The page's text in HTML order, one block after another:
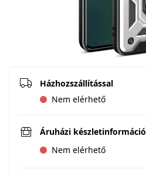
Házhozszállítással
Nem elérhető
Áruházi készletinformáció
Nem elérhető